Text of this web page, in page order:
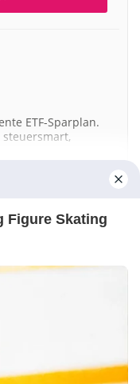
ETF-Sparplan.
steuersmart,
Figure Skating